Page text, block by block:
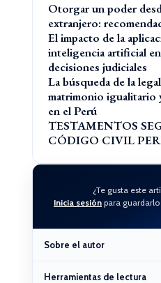
Otorgar un poder
extranjero:
El impacto de la
inteligencia artificial
decisiones judiciales
La búsqueda de la
matrimonio igualitario
en el Perú
TESTAMENTOS
CÓDIGO CIVIL
¿Te gusta este
Inicia sesión para
Sobre el autor
Herramientas de lectura